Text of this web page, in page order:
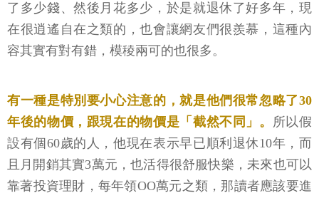
了多少錢、然後月花多少，於是就退休了好多年，現
在很逍遙自在之類的，也會讓網友們很羨慕，這種內
容其實有對有錯，模稜兩可的也很多。
有一種是特別要小心注意的，就是他們很常忽略了30
年後的物價，跟現在的物價是「截然不同」。 所以假
設有個60歲的人，他現在表示早已順利退休10年，而
且月開銷其實3萬元，也活得很舒服快樂，未來也可以
靠著投資理財，每年領OO萬元之類，那讀者應該要進